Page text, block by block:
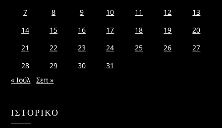
7
8 9 10 11 12
13
14
15 16 17 18 19
20
21
22 23 24 25 26
27
28
29 30
31
« Ιούλ
Σεπ »
ΙΣΤΟΡΙΚΌ